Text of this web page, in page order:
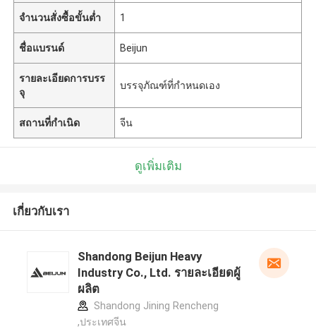
จำนวนสั่งซื้อขั้นต่ำ 1
ชื่อแบรนด์ Beijun
รายละเอียดการบรร
จุ
บรรจุภัณฑ์ที่กำหนดเอง
สถานที่กำเนิด จีน
ดูเพิ่มเติม
เกี่ยวกับเรา
Shandong Beijun Heavy
Industry Co., Ltd. รายละเอียดผู้
ผลิต
Shandong Jining Rencheng
,ประเทศจีน